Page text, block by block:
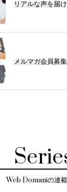
リアルな声を届
メルマガ会員募
Web Domaniの連